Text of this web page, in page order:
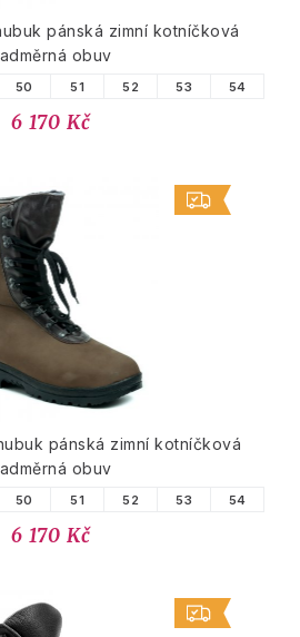
pánská zimní kotníčková
obuv
50 51 52 53 54
6 170 Kč
pánská zimní kotníčková
obuv
50 51 52 53 54
6 170 Kč